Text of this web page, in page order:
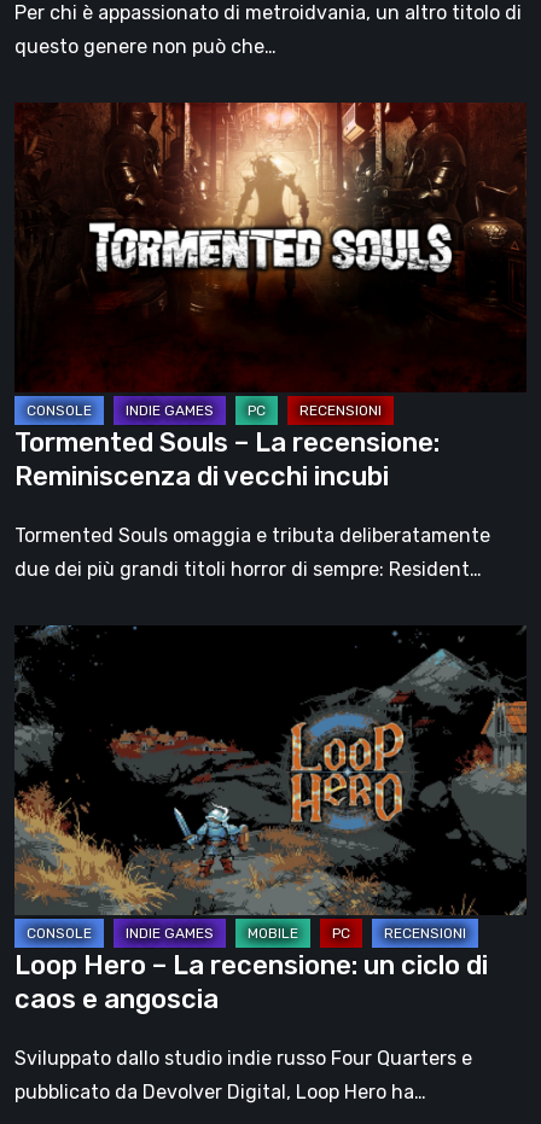
Per chi è appassionato di metroidvania, un altro titolo di
questo genere non può che…
Tormented
Souls
–
La
recensione:
Reminiscenza
incubi
Tormented Souls – La recensione:
Reminiscenza di vecchi incubi
Tormented Souls omaggia e tributa deliberatamente
due dei più grandi titoli horror di sempre: Resident…
Loop
Hero
–
La
recensione:
un
ciclo
di
caos
e
angoscia
Loop Hero – La recensione: un ciclo di
caos e angoscia
Sviluppato dallo studio indie russo Four Quarters e
pubblicato da Devolver Digital, Loop Hero ha…